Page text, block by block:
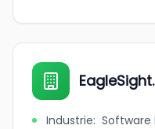
Industrie: Software